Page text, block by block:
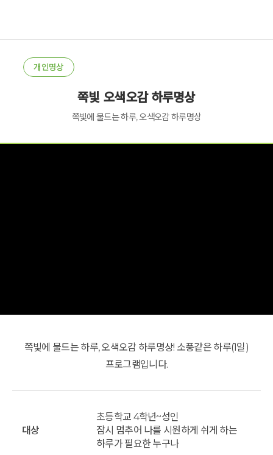
개인명상
쪽빛 오색오감 하루명상
쪽빛에 물드는 하루, 오색오감 하루명상
쪽빛에 물드는 하루, 오색오감 하루명상! 소풍같은 하루(1일)
프로그램입니다.
대상
초등학교 4학년~성인
잠시 멈추어 나를 시원하게 쉬게 하는
하루가 필요한 누구나